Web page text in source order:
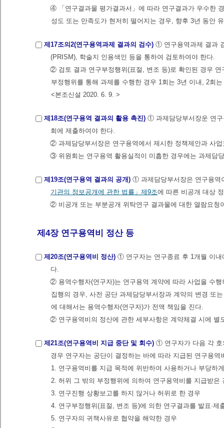
④ 「연구결과물 평가결과서」에 따라 연구결과가 우수한
성도 또는 만족도가 현저히 떨어지는 경우, 향후 3년 동안
제17조의2(연구용역과제 결과의 검수) ① 연구용역과제 결과
(PRISM), 학술지 인용색인 등을 통하여 검토하여야 한다.
② 검토 결과 연구부정행위(표절, 변조 등)로 확인된 경우
부정행위를 통해 과제를 수행한 경우 1회는 3년 이내, 2회
<본조신설 2020. 6. 9. >
제18조(연구용역 결과의 활용 촉진) ① 과제담당부서장운 연
회에 제출하여야 한다.
② 과제담당부서장은 연구용역에서 제시한 정책제안과 사
③ 위원회는 연구용역 활용실적이 미흡한 경우에는 과제담
제19조(연구용역 결과의 공개) ① 과제담당부서장은 연구용역
기관의 정보공개에 관한 법률」 제9조에 따른 비공개 대상
② 비공개 또는 부분공개 위탁연구 결과물에 대한 열람요
제4장 연구용역비 정산 등
제20조(연구용역비 정산) ① 연구자는 연구종료 후 1개월 이내
다.
② 용역수행자(연구자)는 연구용역 계약에 따라 사업을 수
집행의 경우, 사전 공단 과제담당부서장과 계약의 변경 또
에 대해서는 용역수행자(연구자)가 전액 책임을 진다.
② 연구용역비의 정산에 관한 세부사항은 계약체결 시에 별
제21조(연구용역비 지급 중단 및 회수) ① 연구자가 다음 각 호
경우 연구자는 공단이 결정하는 바에 따라 지급된 연구용
1. 연구용역비를 지급 목적에 위반하여 사용하거나 부당하
2. 허위 그 밖의 부정행위에 의하여 연구용역비를 지급받은
3. 연구진행 상황보고를 하지 않거나 허위로 한 경우
4. 연구부정행위(표절, 변조 등)에 의한 연구결과를 발표·제
5. 연구자의 귀책사유로 협약을 해약한 경우